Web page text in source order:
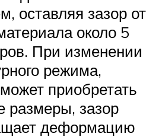
оставляя зазор от
около 5
При изменении
режима,
приобретать
размеры, зазор
деформацию